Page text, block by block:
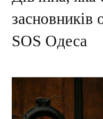
засновників
SOS Одеса